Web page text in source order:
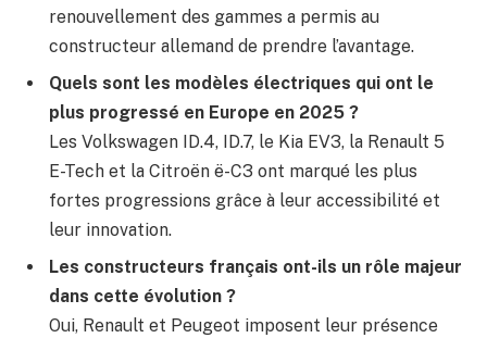
renouvellement des gammes a permis au
constructeur allemand de prendre l’avantage.
Quels sont les modèles électriques qui ont le
plus progressé en Europe en 2025 ?
Les Volkswagen ID.4, ID.7, le Kia EV3, la Renault 5
E-Tech et la Citroën ë-C3 ont marqué les plus
fortes progressions grâce à leur accessibilité et
leur innovation.
Les constructeurs français ont-ils un rôle majeur
dans cette évolution ?
Oui, Renault et Peugeot imposent leur présence